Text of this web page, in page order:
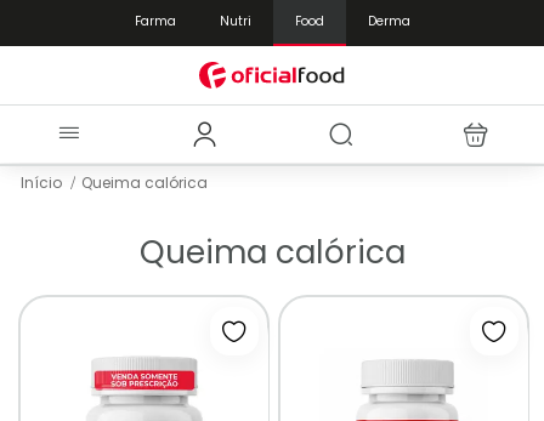
Farma Nutri Food Derma
Início Queima calórica
Queima calórica
Adicionar à lista de desejos